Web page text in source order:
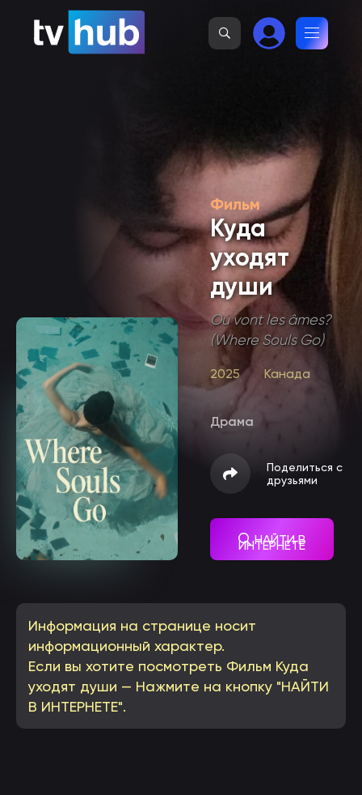
Фильм
Куда
уходят
души
Où vont les âmes?
(Where Souls Go)
2025 Канада
Драма
Поделиться с
друзьями
НАЙТИ В
ИНТЕРНЕТЕ
Информация на странице носит
информационный характер.
Если вы хотите посмотреть Фильм Куда
уходят души — Нажмите на кнопку "НАЙТИ
В ИНТЕРНЕТЕ".